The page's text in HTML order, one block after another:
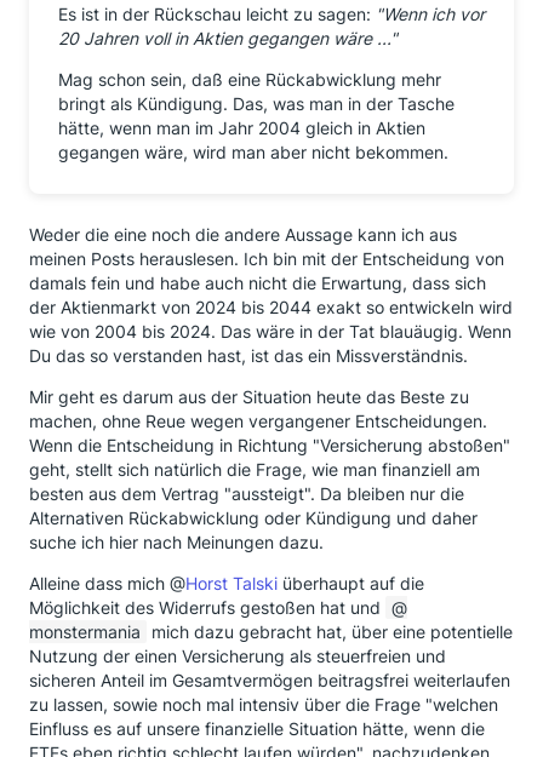
Es ist in der Rückschau leicht zu sagen: "Wenn ich vor
20 Jahren voll in Aktien gegangen wäre ..."
Mag schon sein, daß eine Rückabwicklung mehr
bringt als Kündigung. Das, was man in der Tasche
hätte, wenn man im Jahr 2004 gleich in Aktien
gegangen wäre, wird man aber nicht bekommen.
Weder die eine noch die andere Aussage kann ich aus
meinen Posts herauslesen. Ich bin mit der Entscheidung von
damals fein und habe auch nicht die Erwartung, dass sich
der Aktienmarkt von 2024 bis 2044 exakt so entwickeln wird
wie von 2004 bis 2024. Das wäre in der Tat blauäugig. Wenn
Du das so verstanden hast, ist das ein Missverständnis.
Mir geht es darum aus der Situation heute das Beste zu
machen, ohne Reue wegen vergangener Entscheidungen.
Wenn die Entscheidung in Richtung "Versicherung abstoßen"
geht, stellt sich natürlich die Frage, wie man finanziell am
besten aus dem Vertrag "aussteigt". Da bleiben nur die
Alternativen Rückabwicklung oder Kündigung und daher
suche ich hier nach Meinungen dazu.
Alleine dass mich @Horst Talski überhaupt auf die
Möglichkeit des Widerrufs gestoßen hat und
monstermania
mich dazu gebracht hat, über eine potentielle
Nutzung der einen Versicherung als steuerfreien und
sicheren Anteil im Gesamtvermögen beitragsfrei weiterlaufen
zu lassen, sowie noch mal intensiv über die Frage "welchen
Einfluss es auf unsere finanzielle Situation hätte, wenn die
ETFs eben richtig schlecht laufen würden", nachzudenken,